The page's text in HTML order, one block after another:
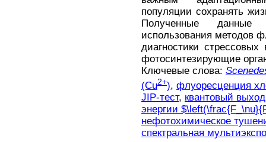
популяции сохранять
Полученные данные
использования методов
диагностики
фотосинтезирующие
Ключевые слова:
(Cu2+), флуоресценция
JIP-тест, квантовый
энергии
нефотохимическое
спектральная